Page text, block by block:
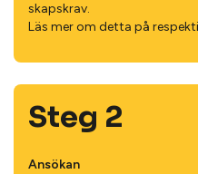
skapskrav.
Läs mer om detta på
Steg 2
Ansökan